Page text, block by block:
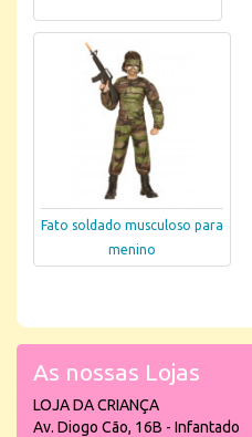
Fato soldado musculoso para
menino
As nossas Lojas
LOJA DA CRIANÇA
Av. Diogo Cão, 16B - Infantado